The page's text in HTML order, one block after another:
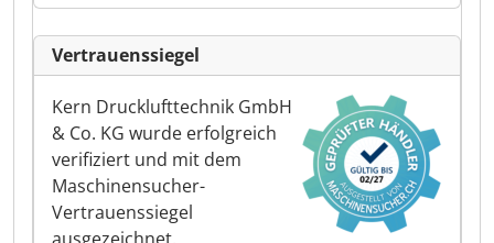
Vertrauenssiegel
Kern Drucklufttechnik GmbH
& Co. KG wurde erfolgreich
verifiziert und mit dem
Maschinensucher-
Vertrauenssiegel